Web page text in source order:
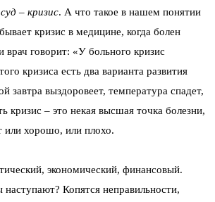
суд – кризис. А что такое в нашем понятии
кризис в медицине, когда болен
врач говорит: «У больного кризис
кризиса есть два варианта развития
завтра выздоровеет, температура спадет,
кризис – это некая высшая точка болезни,
или хорошо, или плохо.
экономический, финансовый.
Копятся неправильности,